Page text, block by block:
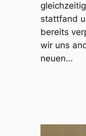
stattfand
bereits
wir uns
neuen…